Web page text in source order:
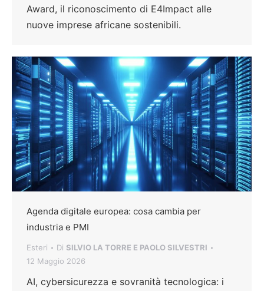
Award, il riconoscimento di E4Impact alle
nuove imprese africane sostenibili.
Agenda digitale europea: cosa cambia per
industria e PMI
Esteri Di SILVIO LA TORRE E PAOLO SILVESTRI
12 Maggio 2026
AI, cybersicurezza e sovranità tecnologica: i